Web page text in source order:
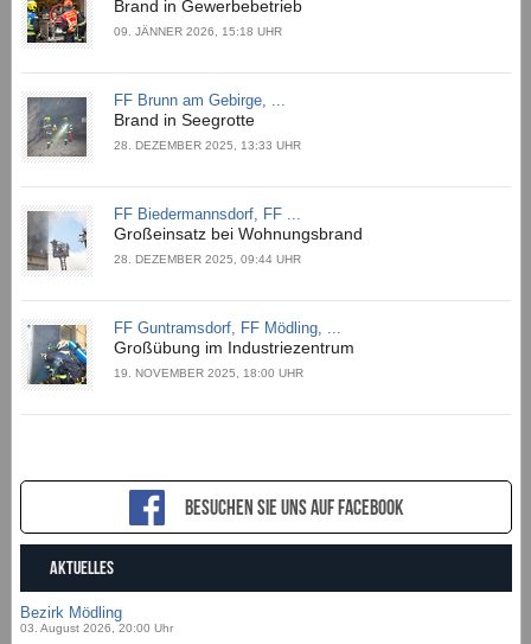
Brand in Gewerbebetrieb
09. JÄNNER 2026, 15:18 UHR
FF Brunn am Gebirge, ...
Brand in Seegrotte
28. DEZEMBER 2025, 13:33 UHR
FF Biedermannsdorf, FF ...
Großeinsatz bei Wohnungsbrand
28. DEZEMBER 2025, 09:44 UHR
FF Guntramsdorf, FF Mödling, ...
Großübung im Industriezentrum
19. NOVEMBER 2025, 18:00 UHR
Besuchen sie uns auf Facebook
AKTUELLES
Bezirk Mödling
03. August 2026, 20:00 Uhr